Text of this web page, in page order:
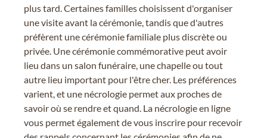
plus tard. Certaines familles choisissent d'organiser
une visite avant la cérémonie, tandis que d'autres
préfèrent une cérémonie familiale plus discrète ou
privée. Une cérémonie commémorative peut avoir
lieu dans un salon funéraire, une chapelle ou tout
autre lieu important pour l'être cher. Les préférences
varient, et une nécrologie permet aux proches de
savoir où se rendre et quand. La nécrologie en ligne
vous permet également de vous inscrire pour recevoir